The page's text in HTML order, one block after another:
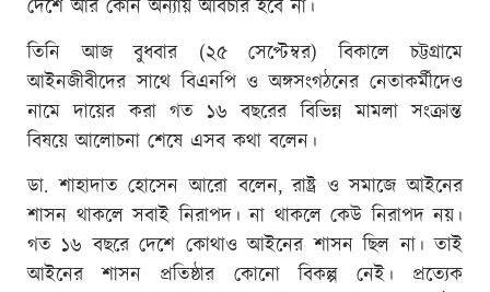
দেশে আর কোন অন্যায় অবিচার হবে না।
তিনি আজ বুধবার (২৫ সেপ্টেম্বর) বিকালে চট্টগ্রামে
আইনজীবীদের সাথে বিএনপি ও অঙ্গসংগঠনের নেতাকর্মীদেও
নামে দায়ের করা গত ১৬ বছরের বিভিন্ন মামলা সংক্রান্ত
বিষয়ে আলোচনা শেষে এসব কথা বলেন।
ডা. শাহাদাত হোসেন আরো বলেন, রাষ্ট্র ও সমাজে আইনের
শাসন থাকলে সবাই নিরাপদ। না থাকলে কেউ নিরাপদ নয়।
গত ১৬ বছরে দেশে কোথাও আইনের শাসন ছিল না। তাই
আইনের শাসন প্রতিষ্ঠার কোনো বিকল্প নেই। প্রত্যেক